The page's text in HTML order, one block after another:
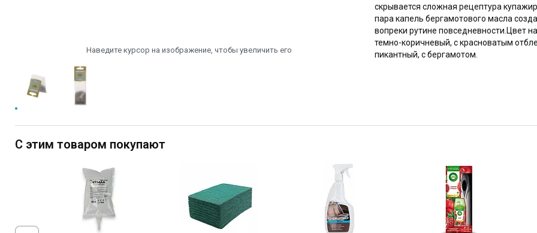
Наведите курсор на изображение, чтобы увеличить его
скрывается сложная рецептура
пара капель бергамотового масла
вопреки рутине повседневности.Цвет
темно-коричневый, с красноватым
пикантный, с бергамотом.
С этим товаром покупают